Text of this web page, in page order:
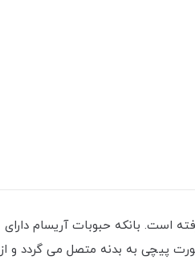
است. بانکه حبوبات آریسام دارای
پیچی به بدنه متصل می گردد و از